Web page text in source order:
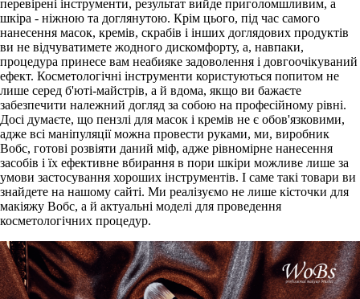
перевірені інструменти, результат вийде приголомшливим, а
шкіра - ніжною та доглянутою. Крім цього, під час самого
нанесення масок, кремів, скрабів і інших доглядових продуктів
ви не відчуватимете жодного дискомфорту, а, навпаки,
процедура принесе вам неабияке задоволення і довгоочікуваний
ефект. Косметологічні інструменти користуються попитом не
лише серед б'юті-майстрів, а й вдома, якщо ви бажаєте
забезпечити належний догляд за собою на професійному рівні.
Досі думаєте, що пензлі для масок і кремів не є обов'язковими,
адже всі маніпуляції можна провести руками, ми, виробник
Вобс, готові розвіяти даний міф, адже рівномірне нанесення
засобів і їх ефективне вбирання в пори шкіри можливе лише за
умови застосування хороших інструментів. І саме такі товари ви
знайдете на нашому сайті. Ми реалізуємо не лише кісточки для
макіяжу Вобс, а й актуальні моделі для проведення
косметологічних процедур.